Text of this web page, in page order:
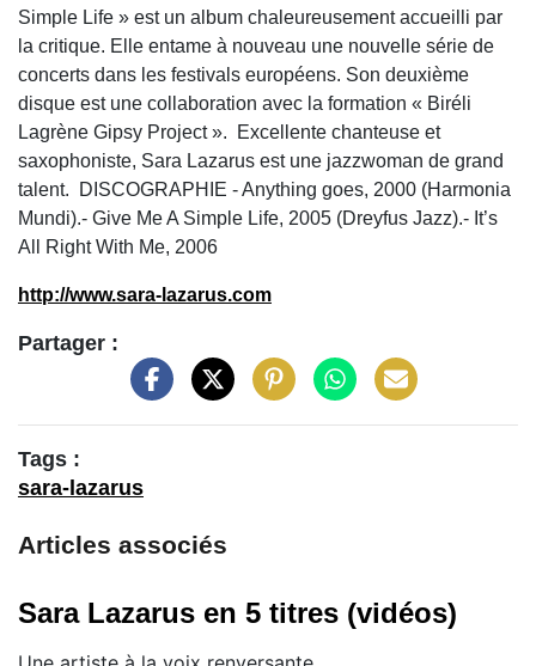
Simple Life » est un album chaleureusement accueilli par
la critique. Elle entame à nouveau une nouvelle série de
concerts dans les festivals européens. Son deuxième
disque est une collaboration avec la formation « Biréli
Lagrène Gipsy Project ». Excellente chanteuse et
saxophoniste, Sara Lazarus est une jazzwoman de grand
talent. DISCOGRAPHIE - Anything goes, 2000 (Harmonia
Mundi).- Give Me A Simple Life, 2005 (Dreyfus Jazz).- It’s
All Right With Me, 2006
http://www.sara-lazarus.com
Partager :
Tags :
sara-lazarus
Articles associés
Sara Lazarus en 5 titres (vidéos)